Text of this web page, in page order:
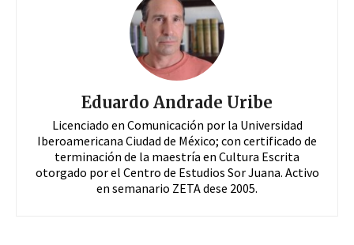
Eduardo Andrade Uribe
Licenciado en Comunicación por la Universidad
Iberoamericana Ciudad de México; con certificado de
terminación de la maestría en Cultura Escrita
otorgado por el Centro de Estudios Sor Juana. Activo
en semanario ZETA dese 2005.